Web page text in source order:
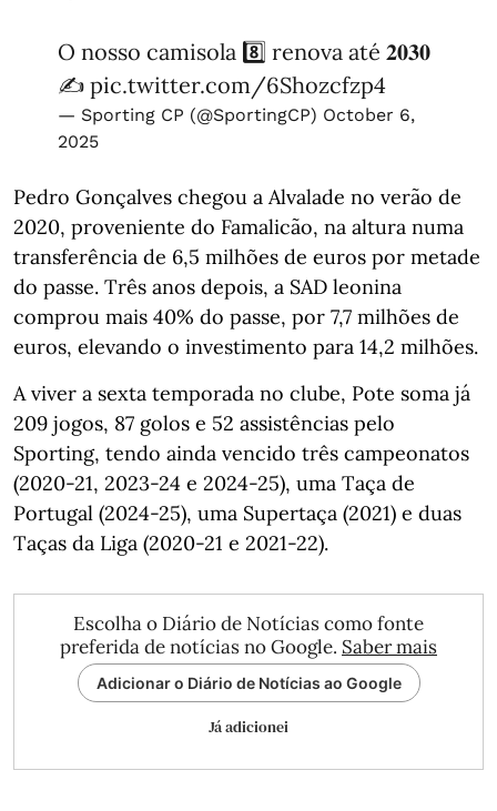
O nosso camisola 8️⃣ renova até 𝟐𝟎𝟑𝟎
✍️ pic.twitter.com/6Shozcfzp4
— Sporting CP (@SportingCP) October 6,
2025
Pedro Gonçalves chegou a Alvalade no verão de
2020, proveniente do Famalicão, na altura numa
transferência de 6,5 milhões de euros por metade
do passe. Três anos depois, a SAD leonina
comprou mais 40% do passe, por 7,7 milhões de
euros, elevando o investimento para 14,2 milhões.
A viver a sexta temporada no clube, Pote soma já
209 jogos, 87 golos e 52 assistências pelo
Sporting, tendo ainda vencido três campeonatos
(2020-21, 2023-24 e 2024-25), uma Taça de
Portugal (2024-25), uma Supertaça (2021) e duas
Taças da Liga (2020-21 e 2021-22).
Escolha o Diário de Notícias como fonte
preferida de notícias no Google. Saber mais
Adicionar o Diário de Notícias ao Google
Já adicionei